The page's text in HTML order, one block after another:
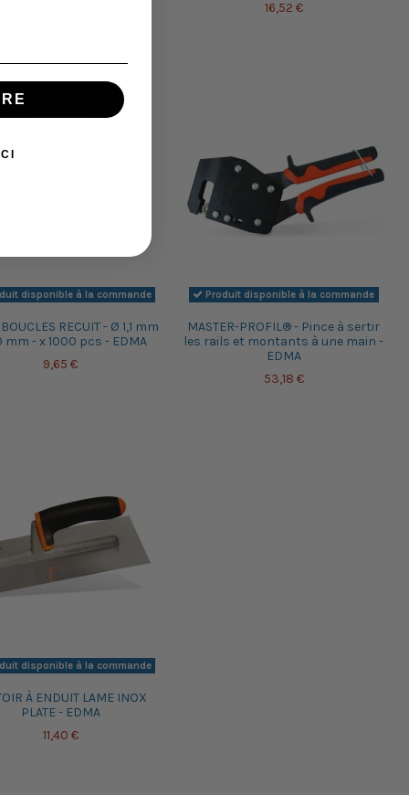
16,52 €
disponible à la commande
RECUIT - Ø 1,1 mm
mm - x 1000 pcs - EDMA
9,65 €
Produit disponible à la commande
MASTER-PROFIL® - Pince à sertir
les rails et montants à une main -
EDMA
53,18 €
disponible à la commande
À ENDUIT LAME INOX
PLATE - EDMA
11,40 €